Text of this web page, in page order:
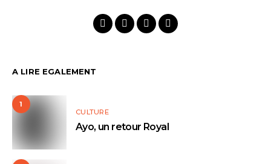
A LIRE EGALEMENT
1
CULTURE
Ayo, un retour Royal